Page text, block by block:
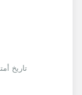
تاريخ